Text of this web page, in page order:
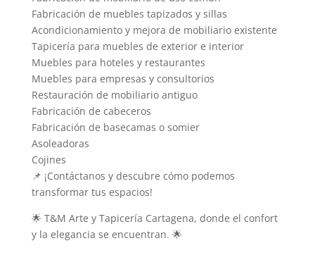
Fabricación de muebles tapizados y sillas
Acondicionamiento y mejora de mobiliario existente
Tapicería para muebles de exterior e interior
Muebles para hoteles y restaurantes
Muebles para empresas y consultorios
Restauración de mobiliario antiguo
Fabricación de cabeceros
Fabricación de basecamas o somier
Asoleadoras
Cojines
📌 ¡Contáctanos y descubre cómo podemos
transformar tus espacios!
🌟 T&M Arte y Tapicería Cartagena, donde el confort
y la elegancia se encuentran. 🌟